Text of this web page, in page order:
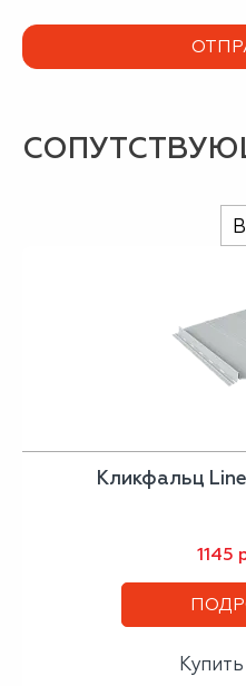
Кликфальц
1145